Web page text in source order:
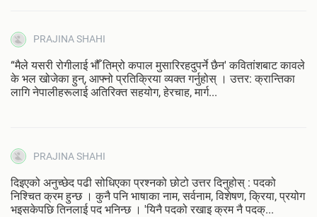
PRAJINA SHAHI
“मैले यसरी रोगीलाई भौँ तिम्रो कपाल मुसारिरहदुपर्ने छैन' कवितांशबाट कावले
के भल खोजेका हुन्‌, आफ्नो प्रतिक्रिया व्यक्त गर्नुहोस्‌ । उत्तर: क्रान्तिका
लागि नेपालीहरूलाई अतिरिक्त सहयोग, हेरचाह, मार्ग...
PRAJINA SHAHI
दिइएको अनुच्छेद पढी सोधिएका प्रश्नको छोटो उत्तर दिनुहोस्‌ : पदको
निश्चित क्रम हुन्छ । कुनै पनि भाषाका नाम, सर्वनाम, विशेषण, क्रिया, प्रयोग
भइसकेपछि तिनलाई पद भनिन्छ । 'यिनै पदको रखाइ क्रम नै पदक्...